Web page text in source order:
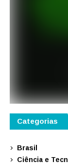
Categorias
Brasil
Ciência e